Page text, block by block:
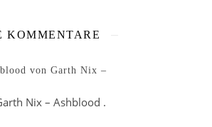
KOMMENTARE
von Garth Nix –
Nix – Ashblood .